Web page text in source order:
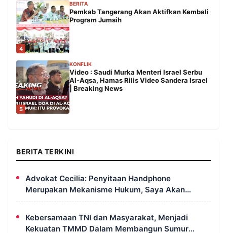
4
BERITA
Pemkab Tangerang Akan Aktifkan Kembali
Program Jumsih
5
KONFLIK
Video : Saudi Murka Menteri Israel Serbu
Al-Aqsa, Hamas Rilis Video Sandera Israel
| Breaking News
BERITA TERKINI
Advokat Cecilia: Penyitaan Handphone
Merupakan Mekanisme Hukum, Saya Akan
Kooperatif Apabila Diminta Penyidik dan Tidak
Kebersamaan TNI dan Masyarakat, Menjadi
Kekuatan TMMD Dalam Membangun Sumur